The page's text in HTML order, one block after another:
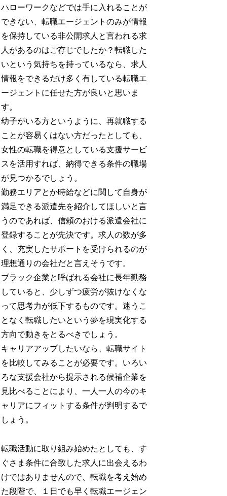
ハローワークなどでは手に入れることが
できない、転職エージェントのみが情報
を保持している非公開求人と言われる求
人があるのはご存じでしたか？転職した
いという気持ちを持っているなら、求人
情報をできるだけ多く有している転職エ
ージェントに任せた方が良いと思いま
す。
幼子がいる方というように、再就職する
ことが容易くはない方だったとしても、
女性の転職を得意としている支援サービ
スを活用すれば、納得できる条件の職場
が見つかるでしょう。
勤務エリアとか時給などに関して自身が
満足できる派遣先を紹介してほしいと言
うのであれば、信頼のおける派遣会社に
登録することが先決です。求人の数が多
く、充実したサポートを受けられるのが
理想通りの会社だと言えそうです。
ブラック企業と呼ばれる会社に長年勤務
していると、少しずつ疲労が抜けなくな
って思考力が低下するものです。迷うこ
となく転職したいという夢を現実化する
方向で動きをとるべきでしょう。
キャリアアップしたいなら、転職サイト
を比較してみることが必要です。いろい
ろな支援会社から提示される候補企業を
見比べることにより、一人一人の今のキ
ャリアにフィットする条件が判明するで
しょう。
転職活動に取り組み始めたとしても、す
ぐさま条件に合致した求人に出会えるわ
けではありませんので、転職を考え始め
た段階で、１日でも早く転職エージェン